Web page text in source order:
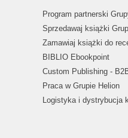
Program partnerski
Sprzedawaj książki
Zamawiaj książki do
BIBLIO Ebookpoint
Custom Publishing -
Praca w Grupie Helion
Logistyka i dystrybucja